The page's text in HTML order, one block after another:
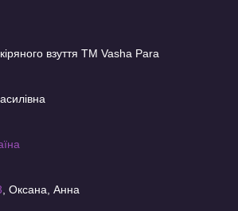
взуття ТМ Vasha Para
, Оксана, Анна